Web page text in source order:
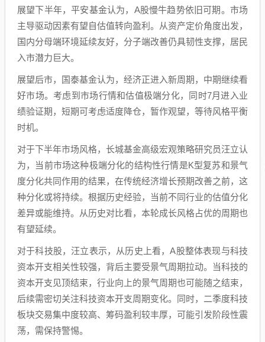
展望下半年，平安基金认为，A股慢牛趋势依旧可期。市场
主导驱动因素有望自估值转向盈利。从资产定价角度出发，
国内分母端环境延续友好，分子端改善仍具韧性支撑，居民
入市潜力巨大。
展望后市，国泰基金认为，经济正进入新周期，中期继续看
好市场。考虑到市场行情和估值极端分化，同时7月进入业
绩验证期，短期可考虑适度降仓，暂作观望，等待风格平衡
时机。
对于下半年市场风格，长城基金高级宏观策略研究员汪立认
为，当前市场这种极端分化的结构性行情是K型复苏和景气
度分化共同作用的结果，在传统经济增长预期改善之前，这
种分化或将持续。根据历史经验，当前不同行业的估值分化
差异或能维持。从历史对比看，本轮成长风格占优的周期也
有望延续。
对于科技股，汪立表示，从历史上看，A股整体表现与科技
资本开支相关性较强，背后主要受景气周期拉动。当科技的
资本开支见顶结束，行业向上的景气周期也可能随之结束，
后续需密切关注科技资本开支周期变化。同时，二季度科技
板块交易集中度较高、筹码盈利较丰厚，可能引发阶段性震
荡，需保持警惕。